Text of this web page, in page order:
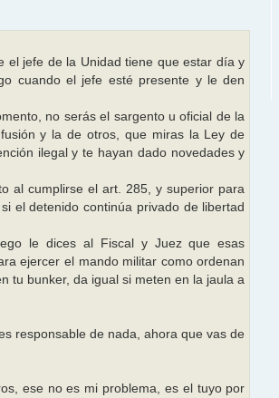
el jefe de la Unidad tiene que estar día y
cuando el jefe esté presente y le den
no serás el sargento u oficial de la
y la de otros, que miras la Ley de
ilegal y te hayan dado novedades y
al cumplirse el art. 285, y superior para
el detenido continúa privado de libertad
le dices al Fiscal y Juez que esas
ejercer el mando militar como ordenan
tu bunker, da igual si meten en la jaula a
responsable de nada, ahora que vas de
ese no es mi problema, es el tuyo por